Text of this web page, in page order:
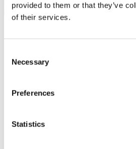
provided to them or that they’ve
of their services.
Selection
Necessary
Preferences
Statistics
Características gerais
Preço de Venda
Concelho
Área Bruta de Construção